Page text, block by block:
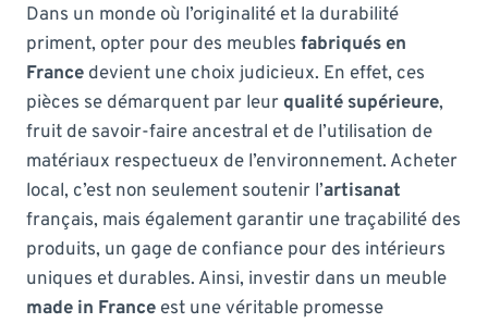
Dans un monde où l’originalité et la durabilité
priment, opter pour des meubles fabriqués en
France devient une choix judicieux. En effet, ces
pièces se démarquent par leur qualité supérieure,
fruit de savoir-faire ancestral et de l’utilisation de
matériaux respectueux de l’environnement. Acheter
local, c’est non seulement soutenir l’artisanat
français, mais également garantir une traçabilité des
produits, un gage de confiance pour des intérieurs
uniques et durables. Ainsi, investir dans un meuble
made in France est une véritable promesse